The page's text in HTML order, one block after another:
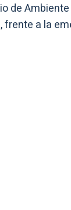
de
a la